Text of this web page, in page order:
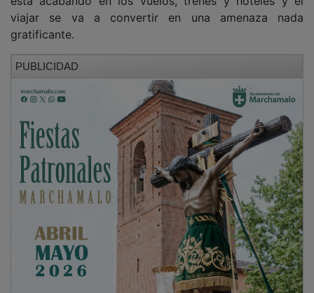
viajar se va a convertir en una amenaza nada
gratificante.